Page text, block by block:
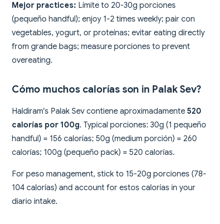
Mejor practices: Límite to 20-30g porciones
(pequeño handful); enjoy 1-2 times weekly; pair con
vegetables, yogurt, or proteínas; evitar eating directly
from grande bags; measure porciones to prevent
overeating.
Cómo muchos calorías son in Palak Sev?
Haldiram's Palak Sev contiene aproximadamente 520
calorías por 100g. Typical porciones: 30g (1 pequeño
handful) = 156 calorías; 50g (medium porción) = 260
calorías; 100g (pequeño pack) = 520 calorías.
For peso management, stick to 15-20g porciones (78-
104 calorías) and account for estos calorías in your
diario intake.